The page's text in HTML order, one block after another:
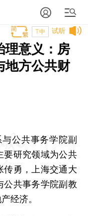
试听
T中
理意义：房
地方公共财
公共事务学院副
要研究领域为公共
传勇，上海交通大
公共事务学院副教
经济。